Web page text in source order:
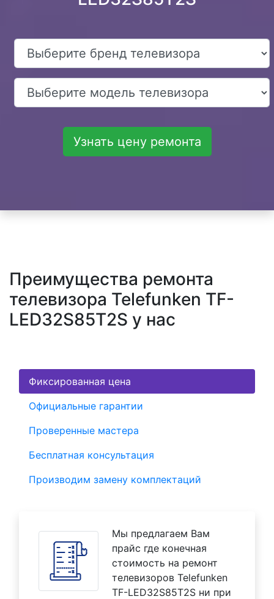
Узнать цену ремонта
Преимущества ремонта
телевизора Telefunken TF-
LED32S85T2S у нас
Фиксированная цена
Официальные гарантии
Проверенные мастера
Бесплатная консультация
Производим замену комплектаций
Мы предлагаем Вам
прайс где конечная
стоимость на ремонт
телевизоров Telefunken
TF-LED32S85T2S ни при